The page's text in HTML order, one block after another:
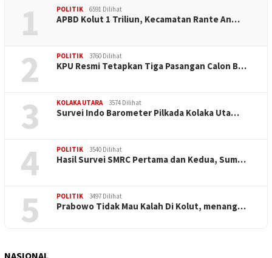
1 POLITIK 6591 Dilihat
APBD Kolut 1 Triliun, Kecamatan Rante An…
2 POLITIK 3760 Dilihat
KPU Resmi Tetapkan Tiga Pasangan Calon B…
3 KOLAKA UTARA 3574 Dilihat
Survei Indo Barometer Pilkada Kolaka Uta…
4 POLITIK 3540 Dilihat
Hasil Survei SMRC Pertama dan Kedua, Sum…
5 POLITIK 3497 Dilihat
Prabowo Tidak Mau Kalah Di Kolut, menang…
NASIONAL